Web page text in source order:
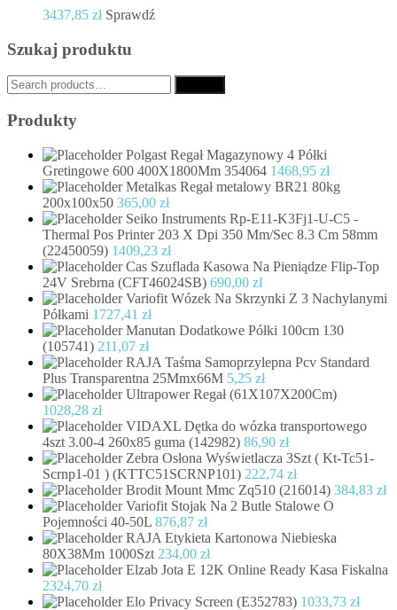
3437,85 zł Sprawdź
Szukaj produktu
Search
for:
Produkty
Polgast Regał Magazynowy 4 Półki
Gretingowe 600 400X1800Mm 354064 1468,95 zł
Metalkas Regał metalowy BR21 80kg
200x100x50 365,00 zł
Seiko Instruments Rp-E11-K3Fj1-U-C5 -
Thermal Pos Printer 203 X Dpi 350 Mm/Sec 8.3 Cm 58mm
(22450059) 1409,23 zł
Cas Szuflada Kasowa Na Pieniądze Flip-Top
24V Srebrna (CFT46024SB) 690,00 zł
Variofit Wózek Na Skrzynki Z 3 Nachylanymi
Półkami 1727,41 zł
Manutan Dodatkowe Półki 100cm 130
(105741) 211,07 zł
RAJA Taśma Samoprzylepna Pcv Standard
Plus Transparentna 25Mmx66M 5,25 zł
Ultrapower Regał (61X107X200Cm)
1028,28 zł
VIDAXL Dętka do wózka transportowego
4szt 3.00-4 260x85 guma (142982) 86,90 zł
Zebra Osłona Wyświetlacza 3Szt ( Kt-Tc51-
Scrnp1-01 ) (KTTC51SCRNP101) 222,74 zł
Brodit Mount Mmc Zq510 (216014) 384,83 zł
Variofit Stojak Na 2 Butle Stalowe O
Pojemności 40-50L 876,87 zł
RAJA Etykieta Kartonowa Niebieska
80X38Mm 1000Szt 234,00 zł
Elzab Jota E 12K Online Ready Kasa Fiskalna
2324,70 zł
Elo Privacy Screen (E352783) 1033,73 zł